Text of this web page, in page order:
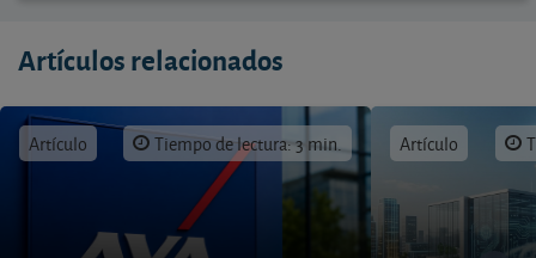
Artículos relacionados
Artículo Tiempo de lectura: 3 min. Artículo